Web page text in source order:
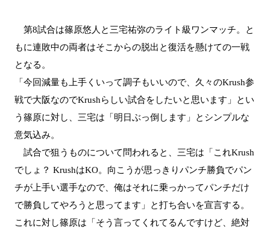
第8試合は篠原悠人と三宅祐弥のライト級ワンマッチ。と
もに連敗中の両者はそこからの脱出と復活を懸けての一戦
となる。
「今回減量も上手くいって調子もいいので、久々のKrush参
戦で大阪なのでKrushらしい試合をしたいと思います」とい
う篠原に対し、三宅は「明日ぶっ倒します」とシンプルな
意気込み。
試合で狙うものについて問われると、三宅は「これKrush
でしょ？ KrushはKO。向こうが思っきりパンチ勝負でパン
チが上手い選手なので、俺はそれに乗っかってパンチだけ
で勝負してやろうと思ってます」と打ち合いを宣言する。
これに対し篠原は「そう言ってくれてるんですけど、絶対